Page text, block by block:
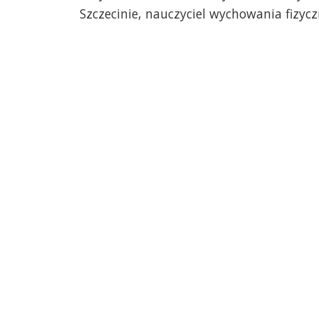
Szczecinie, nauczyciel wychowania